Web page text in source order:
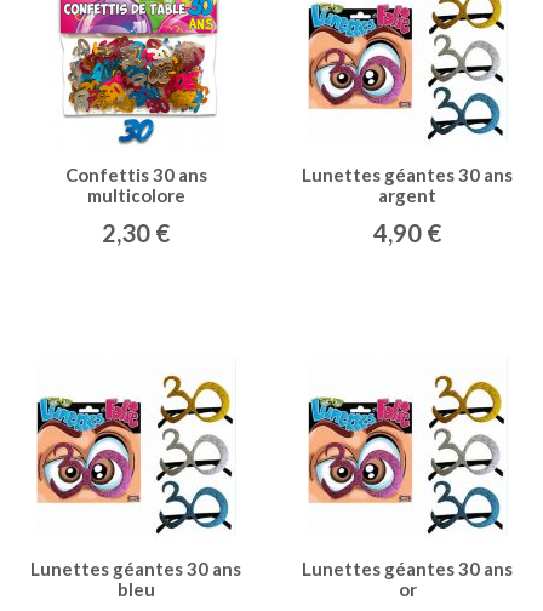
Confettis 30 ans
multicolore
2,30 €
Lunettes géantes 30 ans
argent
4,90 €
Lunettes géantes 30 ans
bleu
Lunettes géantes 30 ans
or